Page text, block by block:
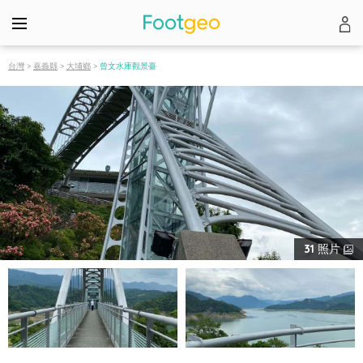
台灣 > 嘉義縣 > 大埔鄉 > 曾文水庫觀景臺
31 照片